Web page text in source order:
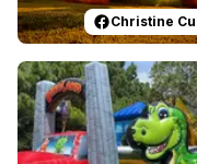
Christine
Reviewed on